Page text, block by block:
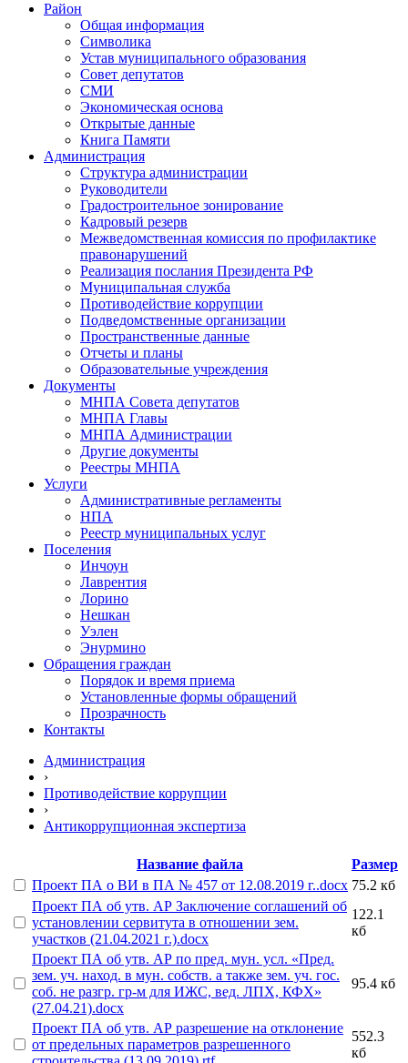
Район
Общая информация
Символика
Устав муниципального образования
Совет депутатов
СМИ
Экономическая основа
Открытые данные
Книга Памяти
Администрация
Структура администрации
Руководители
Градостроительное зонирование
Кадровый резерв
Межведомственная комиссия по профилактике
правонарушений
Реализация послания Президента РФ
Муниципальная служба
Противодействие коррупции
Подведомственные организации
Пространственные данные
Отчеты и планы
Образовательные учреждения
Документы
МНПА Совета депутатов
МНПА Главы
МНПА Администрации
Другие документы
Реестры МНПА
Услуги
Административные регламенты
НПА
Реестр муниципальных услуг
Поселения
Инчоун
Лаврентия
Лорино
Нешкан
Уэлен
Энурмино
Обращения граждан
Порядок и время приема
Установленные формы обращений
Прозрачность
Контакты
Администрация
›
Противодействие коррупции
›
Антикоррупционная экспертиза
Название файла
Размер
Проект ПА о ВИ в ПА № 457 от 12.08.2019 г..docx 75.2 кб
Проект ПА об утв. АР Заключение соглашений об
установлении сервитута в отношении зем.
участков (21.04.2021 г.).docx
122.1
кб
Проект ПА об утв. АР по пред. мун. усл. «Пред.
зем. уч. наход. в мун. собств. а также зем. уч. гос.
соб. не разгр. гр-м для ИЖС, вед. ЛПХ, КФХ»
(27.04.21).docx
95.4 кб
Проект ПА об утв. АР разрешение на отклонение
от предельных параметров разрешенного
552.3
кб